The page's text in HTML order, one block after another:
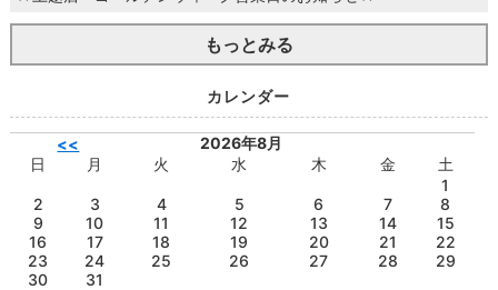
もっとみる
カレンダー
<<
2026年8月
日
月 火 水 木 金
土
1
2
3 4 5 6 7
8
9
10 11 12 13 14
15
16
17 18 19 20 21
22
23
24 25 26 27 28
29
30
31